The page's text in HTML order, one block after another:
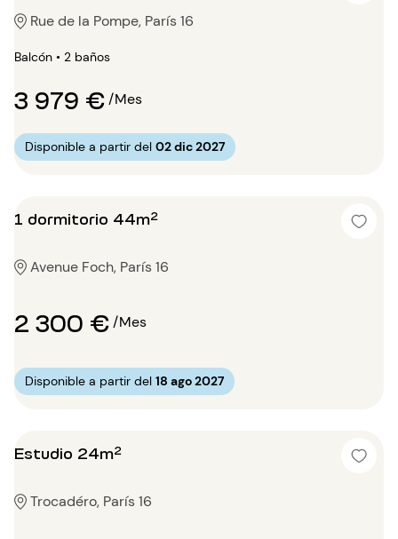
Rue de la Pompe, París 16
Balcón • 2 baños
3 979 €/Mes
Disponible a partir del 02 dic 2027
1 dormitorio 44m²
Avenue Foch, París 16
2 300 €/Mes
Disponible a partir del 18 ago 2027
Estudio 24m²
Trocadéro, París 16